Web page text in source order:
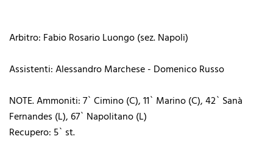
Arbitro: Fabio Rosario Luongo (sez. Napoli)
Assistenti: Alessandro Marchese - Domenico Russo
NOTE. Ammoniti: 7` Cimino (C), 11` Marino (C), 42` Sanà
Fernandes (L), 67` Napolitano (L)
Recupero: 5` st.